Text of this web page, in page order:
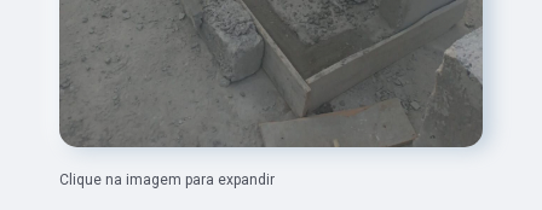
Clique na imagem para expandir